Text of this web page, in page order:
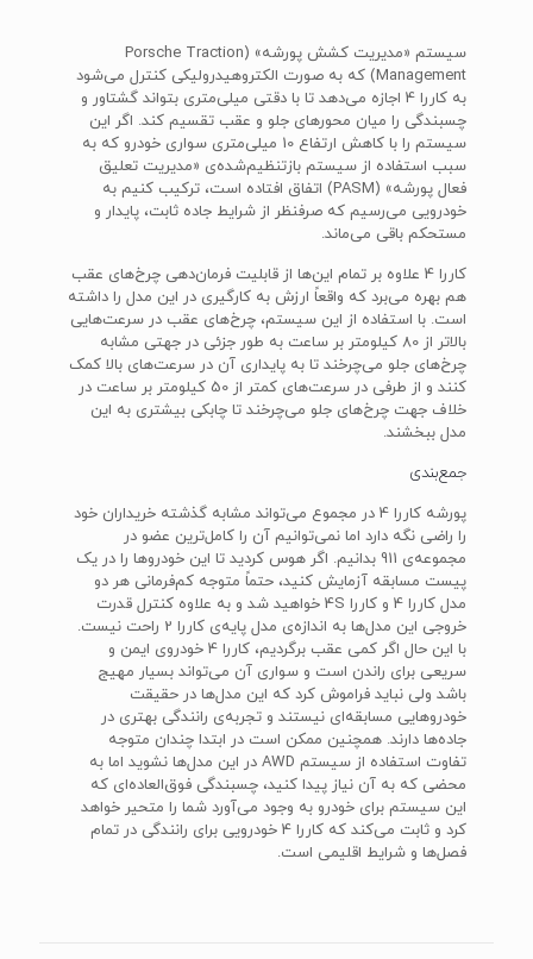
سیستم «مدیریت کشش پورشه» (Porsche Traction
Management) که به صورت الکتروهیدرولیکی کنترل می‌شود
به کاررا 4 اجازه می‌دهد تا با دقتی میلی‌متری بتواند گشتاور و
چسبندگی را میان محورهای جلو و عقب تقسیم کند. اگر این
سیستم را با کاهش ارتفاع 10 میلی‌متری سواری خودرو که به
سبب استفاده از سیستم بازتنظیم‌شده‌ی «مدیریت تعلیق
فعال پورشه» (PASM) اتفاق افتاده است، ترکیب کنیم به
خودرویی می‌رسیم که صرفنظر از شرایط جاده ثابت، پایدار و
مستحکم باقی می‌ماند.
کاررا 4 علاوه بر تمام این‌ها از قابلیت فرمان‌دهی چرخ‌های عقب
هم بهره می‌برد که واقعاً ارزش به کارگیری در این مدل را داشته
است. با استفاده از این سیستم، چرخ‌های عقب در سرعت‌هایی
بالاتر از 80 کیلومتر بر ساعت به طور جزئی در جهتی مشابه
چرخ‌های جلو می‌چرخند تا به پایداری آن در سرعت‌های بالا کمک
کنند و از طرفی در سرعت‌های کمتر از 50 کیلومتر بر ساعت در
خلاف جهت چرخ‌های جلو می‌چرخند تا چابکی بیشتری به این
مدل ببخشند.
جمع‌بندی
پورشه کاررا 4 در مجموع می‌تواند مشابه گذشته خریداران خود
را راضی نگه دارد اما نمی‌توانیم آن را کامل‌ترین عضو در
مجموعه‌ی 911 بدانیم. اگر هوس کردید تا این خودروها را در یک
پیست مسابقه آزمایش کنید، حتماً متوجه کم‌فرمانی هر دو
مدل کاررا 4 و کاررا 4S خواهید شد و به علاوه کنترل قدرت
خروجی این مدل‌ها به اندازه‌ی مدل پایه‌ی کاررا 2 راحت نیست.
با این حال اگر کمی عقب برگردیم، کاررا 4 خودروی ایمن و
سریعی برای راندن است و سواری آن می‌تواند بسیار مهیج
باشد ولی نباید فراموش کرد که این مدل‌ها در حقیقت
خودروهایی مسابقه‌ای نیستند و تجربه‌ی رانندگی بهتری در
جاده‌ها دارند. همچنین ممکن است در ابتدا چندان متوجه
تفاوت استفاده از سیستم AWD در این مدل‌ها نشوید اما به
محضی که به آن نیاز پیدا کنید، چسبندگی فوق‌العاده‌ای که
این سیستم برای خودرو به وجود می‌آورد شما را متحیر خواهد
کرد و ثابت می‌کند که کاررا 4 خودرویی برای رانندگی در تمام
فصل‌ها و شرایط اقلیمی است.